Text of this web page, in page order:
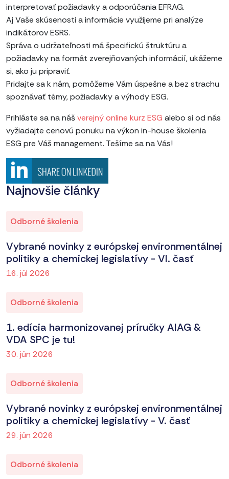
interpretovať požiadavky a odporúčania EFRAG.
Aj Vaše skúsenosti a informácie využijeme pri analýze
indikátorov ESRS.
Správa o udržateľnosti má špecifickú štruktúru a
požiadavky na formát zverejňovaných informácií, ukážeme
si, ako ju pripraviť.
Pridajte sa k nám, pomôžeme Vám úspešne a bez strachu
spoznávať témy, požiadavky a výhody ESG.
Prihláste sa na nášverejný online kurz ESG alebo si od nás
vyžiadajte cenovú ponuku na výkon in-house školenia
ESG pre Váš management. Tešíme sa na Vás!
Najnovšie články
Odborné školenia
Vybrané novinky z európskej environmentálnej
politiky a chemickej legislatívy - VI. časť
16. júl 2026
Odborné školenia
1. edícia harmonizovanej príručky AIAG &
VDA SPC je tu!
30. jún 2026
Odborné školenia
Vybrané novinky z európskej environmentálnej
politiky a chemickej legislatívy - V. časť
29. jún 2026
Odborné školenia